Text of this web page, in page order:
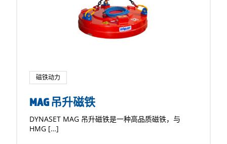
磁铁动力
MAG 吊升磁铁
DYNASET MAG 吊升磁铁是一种高品质磁铁，与
HMG […]